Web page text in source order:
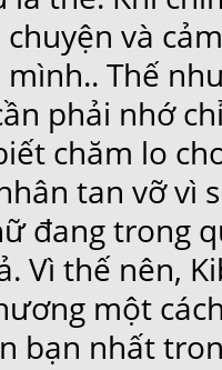
và
Thế
phải nhớ
chăm lo
tan vỡ vì
đang trong
Vì thế nên,
một
bạn nhất